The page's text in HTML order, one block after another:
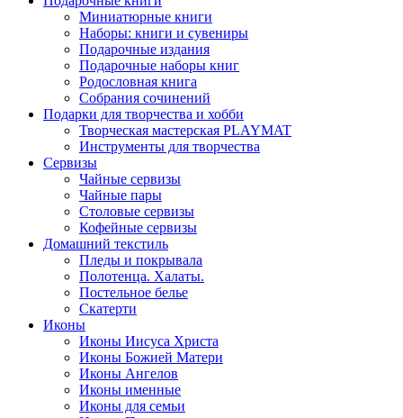
Миниатюрные книги
Наборы: книги и сувениры
Подарочные издания
Подарочные наборы книг
Родословная книга
Собрания сочинений
Подарки для творчества и хобби
Творческая мастерская PLAYMAT
Инструменты для творчества
Cервизы
Чайные сервизы
Чайные пары
Столовые сервизы
Кофейные сервизы
Домашний текстиль
Пледы и покрывала
Полотенца. Халаты.
Постельное белье
Скатерти
Иконы
Иконы Иисуса Христа
Иконы Божией Матери
Иконы Ангелов
Иконы именные
Иконы для семьи